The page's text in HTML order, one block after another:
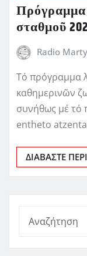
Πρόγραμμα
σταθμοῦ
Radio
Τό πρόγραμμα
καθημερινῶν
συνήθως μέ τό
entheto
ΔΙΑΒΆΣΤΕ